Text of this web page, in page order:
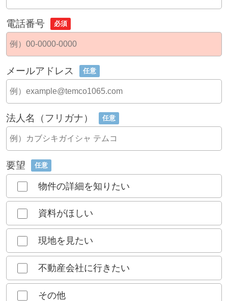
電話番号 必須
メールアドレス 任意
法人名（フリガナ） 任意
要望 任意
物件の詳細を知りたい
資料がほしい
現地を見たい
不動産会社に行きたい
その他